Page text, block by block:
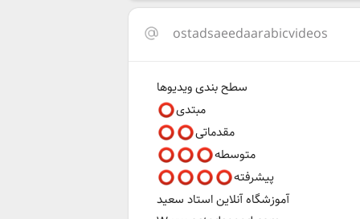
ostadsaeedaarabicvideos
سطح بندی ویدیوها
مبتدی
مقدماتی
متوسطه
پیشرفته
آموزشگاه آنلاین استاد سعید